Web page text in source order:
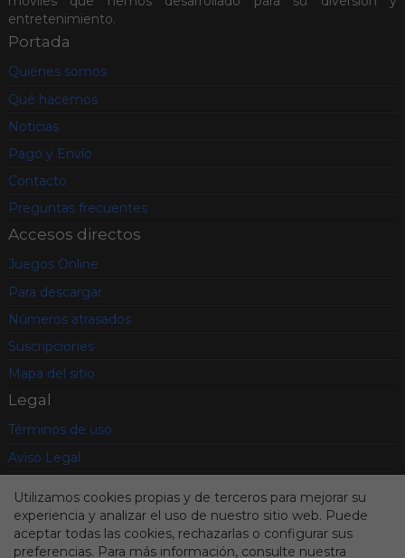
entretenimiento.
Portada
Quiénes somos
Qué hacemos
Noticias
Pago y Envío
Contacto
Preguntas frecuentes
Accesos directos
Juegos Online
Para descargar
Números atrasados
Suscripciones
Mapa del sitio
Legal
Términos de uso
Aviso Legal
Condiciones contratación
Cookies
Utilizamos cookies propias y de terceros para mejorar su
experiencia y analizar el uso de nuestro sitio web. Puede
aceptar todas las cookies, rechazarlas o configurar sus
preferencias. Para más información, consulte nuestra